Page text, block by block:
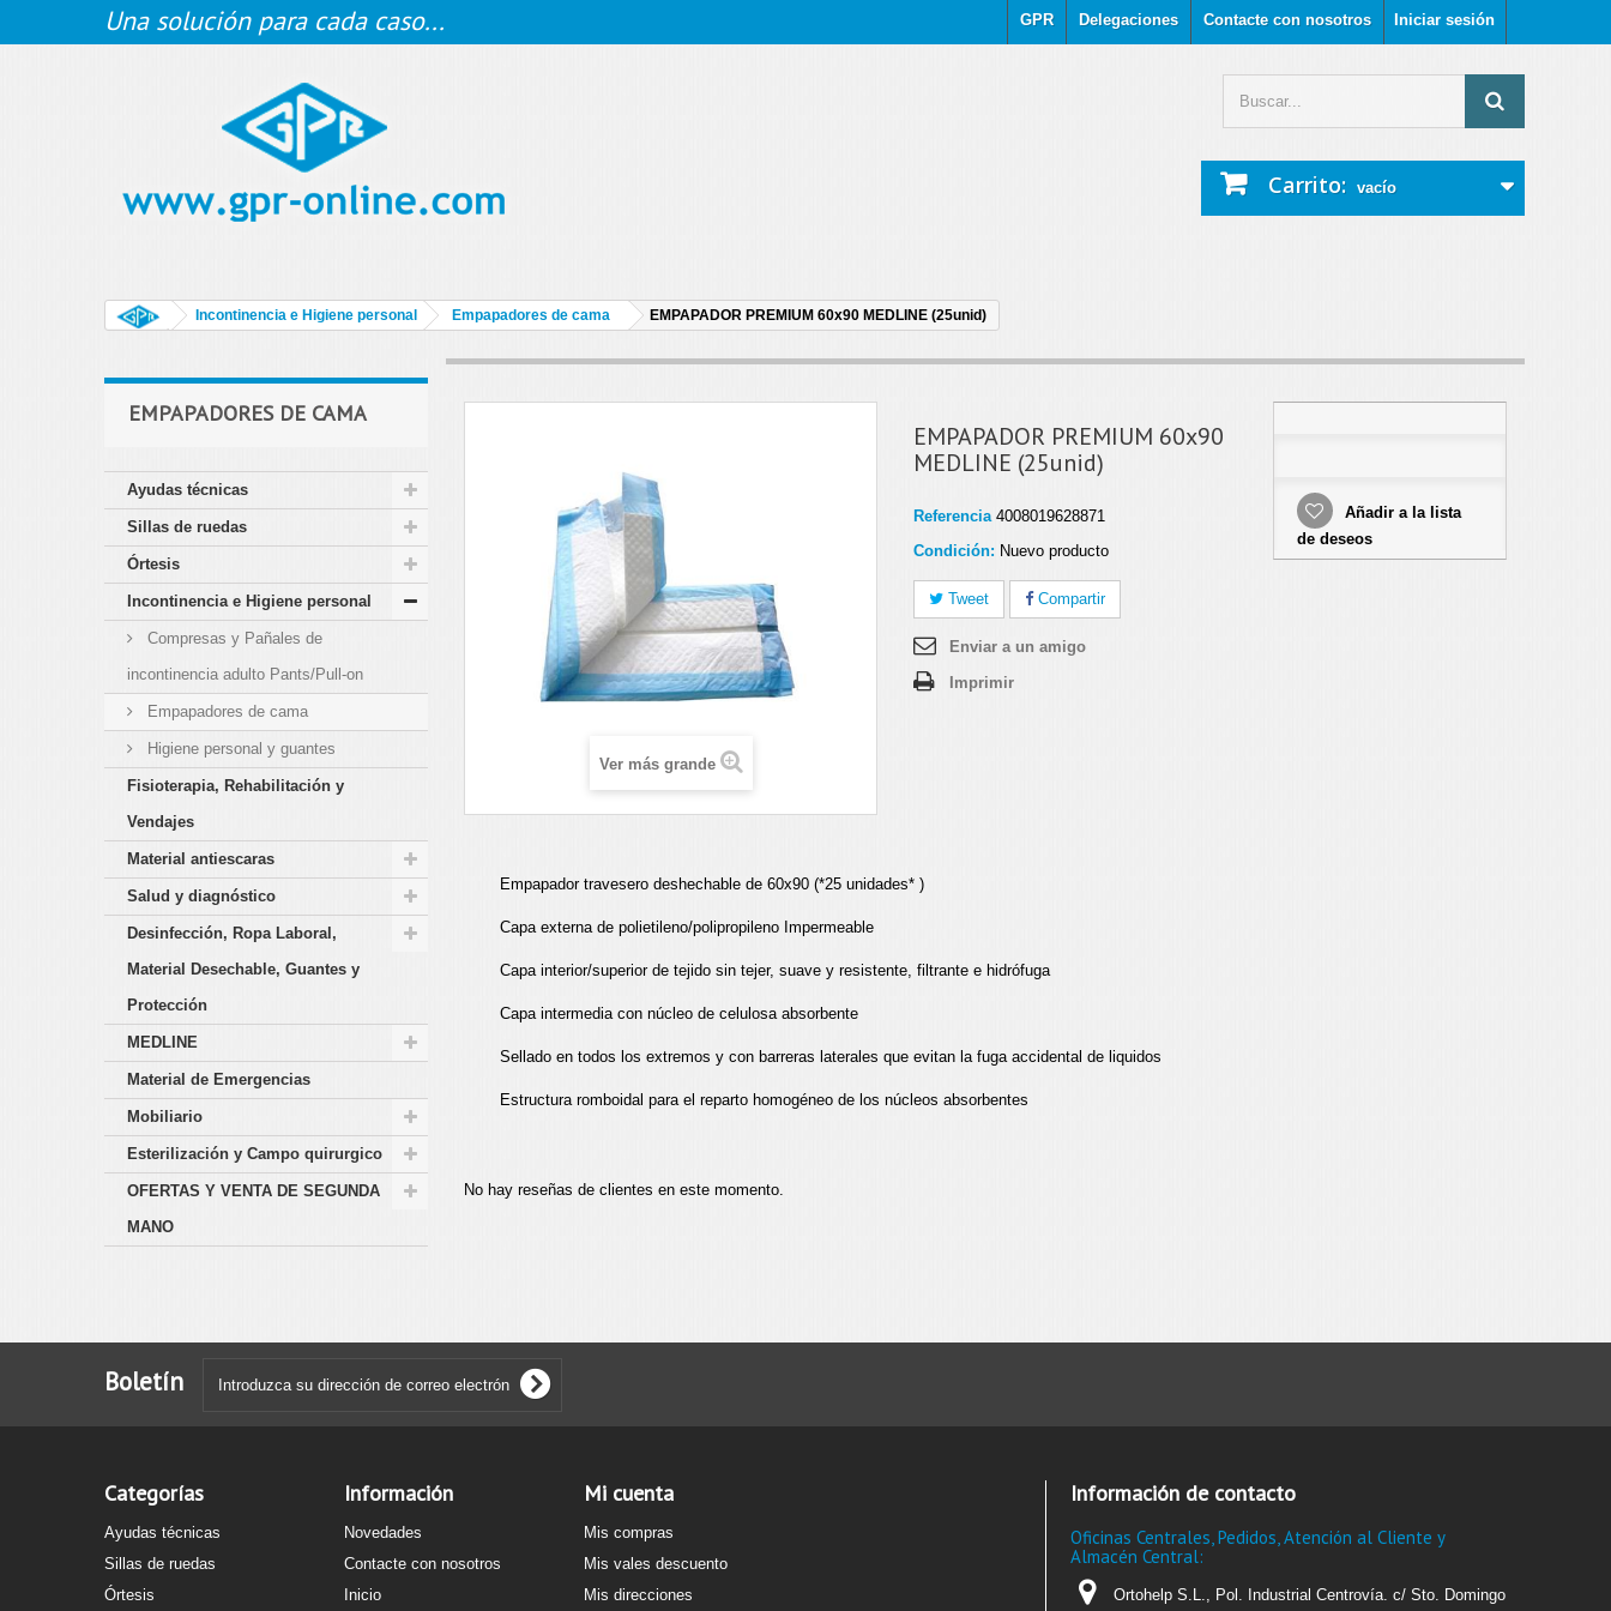
Iniciar sesión
Contacte con nosotros
Delegaciones
GPR
Una solución para cada caso...
Carrito: vacío
Incontinencia e Higiene personal Empapadores de cama EMPAPADOR PREMIUM 60x90 MEDLINE (25unid)
EMPAPADORES DE CAMA
Ayudas técnicas
Sillas de ruedas
Órtesis
Incontinencia e Higiene personal
Compresas y Pañales de
incontinencia adulto Pants/Pull-on
Empapadores de cama
Higiene personal y guantes
Fisioterapia, Rehabilitación y
Vendajes
Material antiescaras
Salud y diagnóstico
Desinfección, Ropa Laboral,
Material Desechable, Guantes y
Protección
MEDLINE
Material de Emergencias
Mobiliario
Esterilización y Campo quirurgico
OFERTAS Y VENTA DE SEGUNDA
MANO
Ver más grande
EMPAPADOR PREMIUM 60x90
MEDLINE (25unid)
Referencia 4008019628871
Condición: Nuevo producto
Tweet Compartir
Enviar a un amigo
Imprimir
Añadir a la lista
de deseos
Empapador travesero deshechable de 60x90 (*25 unidades* )
Capa externa de polietileno/polipropileno Impermeable
Capa interior/superior de tejido sin tejer, suave y resistente, filtrante e hidrófuga
Capa intermedia con núcleo de celulosa absorbente
Sellado en todos los extremos y con barreras laterales que evitan la fuga accidental de liquidos
Estructura romboidal para el reparto homogéneo de los núcleos absorbentes
No hay reseñas de clientes en este momento.
Boletín
Categorías
Ayudas técnicas
Sillas de ruedas
Órtesis
Información
Novedades
Contacte con nosotros
Inicio
Mi cuenta
Mis compras
Mis vales descuento
Mis direcciones
Información de contacto
Oficinas Centrales, Pedidos, Atención al Cliente y
Almacén Central:
Ortohelp S.L., Pol. Industrial Centrovía. c/ Sto. Domingo